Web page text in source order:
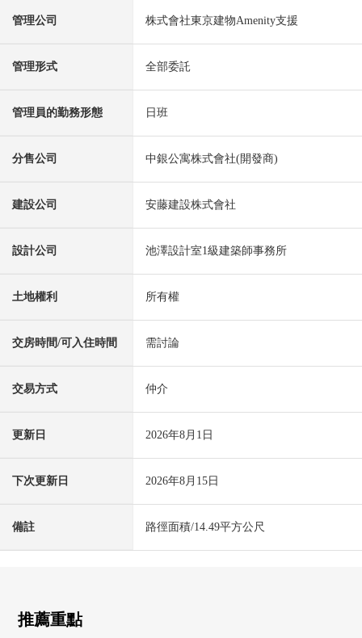
管理公司 株式會社東京建物Amenity支援
管理形式 全部委託
管理員的勤務形態 日班
分售公司 中銀公寓株式會社(開發商)
建設公司 安藤建設株式會社
設計公司 池澤設計室1級建築師事務所
土地權利 所有權
交房時間/可入住時間 需討論
交易方式 仲介
更新日 2026年8月1日
下次更新日 2026年8月15日
備註 路徑面積/14.49平方公尺
推薦重點